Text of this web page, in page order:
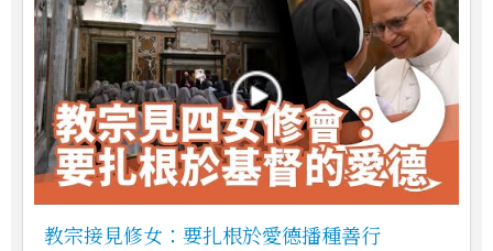
教宗接見修女：要扎根於愛德播種善行